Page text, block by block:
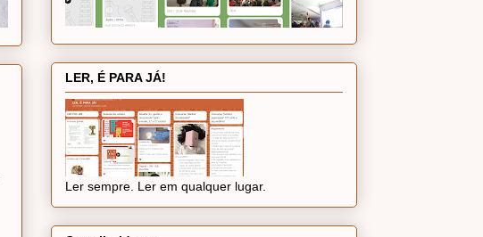
LER, É PARA JÁ!
Ler sempre. Ler em qualquer lugar.